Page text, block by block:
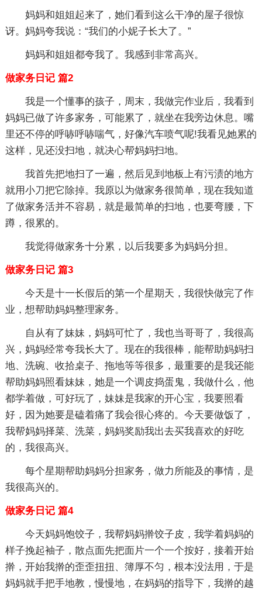
妈妈和姐姐起来了，她们看到这么干净的屋子很惊
讶。妈妈夸我说：“我们的小妮子长大了。”
妈妈和姐姐都夸我了。我感到非常高兴。
做家务日记 篇2
我是一个懂事的孩子，周末，我做完作业后，我看到
妈妈已做了许多家务，可能累了，就坐在我旁边休息。嘴
里还不停的呼哧呼哧喘气，好像汽车喷气呢!我看见她累的
这样，见还没扫地，就决心帮妈妈扫地。
我首先把地扫了一遍，然后见到地板上有污渍的地方
就用小刀把它除掉。我原以为做家务很简单，现在我知道
了做家务活并不容易，就是最简单的扫地，也要弯腰，下
蹲，很累的。
我觉得做家务十分累，以后我要多为妈妈分担。
做家务日记 篇3
今天是十一长假后的第一个星期天，我很快做完了作
业，想帮助妈妈整理家务。
自从有了妹妹，妈妈可忙了，我也当哥哥了，我很高
兴，妈妈经常夸我长大了。现在的我很棒，能帮助妈妈扫
地、洗碗、收拾桌子、拖地等等很多，最重要的是我还能
帮助妈妈照看妹妹，她是一个调皮捣蛋鬼，我做什么，他
都学着做，可好玩了，妹妹是我家的开心宝，我要照看
好，因为她要是磕着痛了我会很心疼的。今天要做饭了，
我帮妈妈择菜、洗菜，妈妈奖励我出去买我喜欢的好吃
的，我很高兴。
每个星期帮助妈妈分担家务，做力所能及的事情，是
我很高兴的。
做家务日记 篇4
今天妈妈饱饺子，我帮妈妈擀饺子皮，我学着妈妈的
样子挽起袖子，散点面先把面片一个一个按好，接着开始
擀，开始我擀的歪歪扭扭、簿厚不匀，根本没法用，于是
妈妈就手把手地教，慢慢地，在妈妈的指导下，我擀的越